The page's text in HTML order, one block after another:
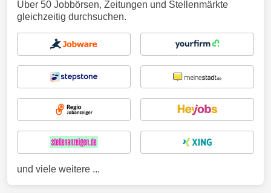
Über 50 Jobbörsen, Zeitungen und Stellenmärkte
gleichzeitig durchsuchen.
und viele weitere ...